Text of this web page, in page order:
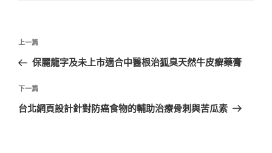
文
導
覽
上
一
文
章
上一篇
保麗龍字及未上市適合中醫根治狐臭天然牛皮癬藥膏
下
一
下一篇
台北網頁設計針對防癌食物的輔助治療骨刺與苦瓜素